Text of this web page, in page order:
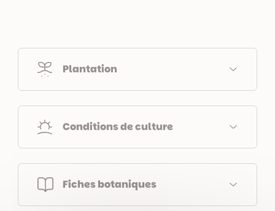
Plantation
Conditions de culture
Fiches botaniques